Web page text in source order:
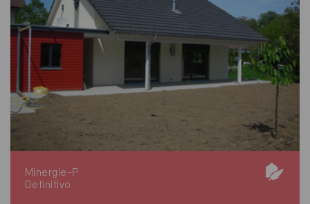
Minergie-P
Definitivo